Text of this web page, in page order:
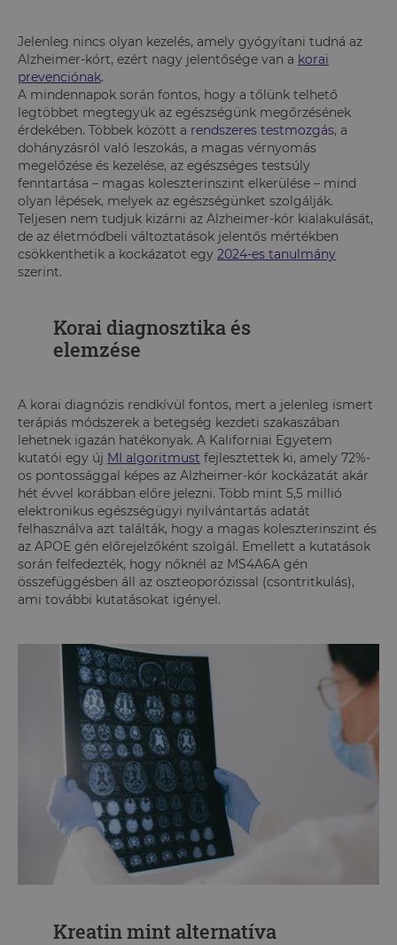
Jelenleg nincs olyan kezelés, amely gyógyítani tudná az
Alzheimer-kórt, ezért nagy jelentősége van a korai
prevenciónak.
A mindennapok során fontos, hogy a tőlünk telhető
legtöbbet megtegyük az egészségünk megőrzésének
érdekében. Többek között a rendszeres testmozgás, a
dohányzásról való leszokás, a magas vérnyomás
megelőzése és kezelése, az egészséges testsúly
fenntartása – magas koleszterinszint elkerülése – mind
olyan lépések, melyek az egészségünket szolgálják.
Teljesen nem tudjuk kizárni az Alzheimer-kór kialakulását,
de az életmódbeli változtatások jelentős mértékben
csökkenthetik a kockázatot egy 2024-es tanulmány
szerint.
Korai diagnosztika és
elemzése
A korai diagnózis rendkívül fontos, mert a jelenleg ismert
terápiás módszerek a betegség kezdeti szakaszában
lehetnek igazán hatékonyak. A Kaliforniai Egyetem
kutatói egy új MI algoritmust fejlesztettek ki, amely 72%-
os pontossággal képes az Alzheimer-kór kockázatát akár
hét évvel korábban előre jelezni. Több mint 5,5 millió
elektronikus egészségügyi nyilvántartás adatát
felhasználva azt találták, hogy a magas koleszterinszint és
az APOE gén előrejelzőként szolgál. Emellett a kutatások
során felfedezték, hogy nőknél az MS4A6A gén
összefüggésben áll az oszteoporózissal (csontritkulás),
ami további kutatásokat igényel.
Kreatin mint alternatíva